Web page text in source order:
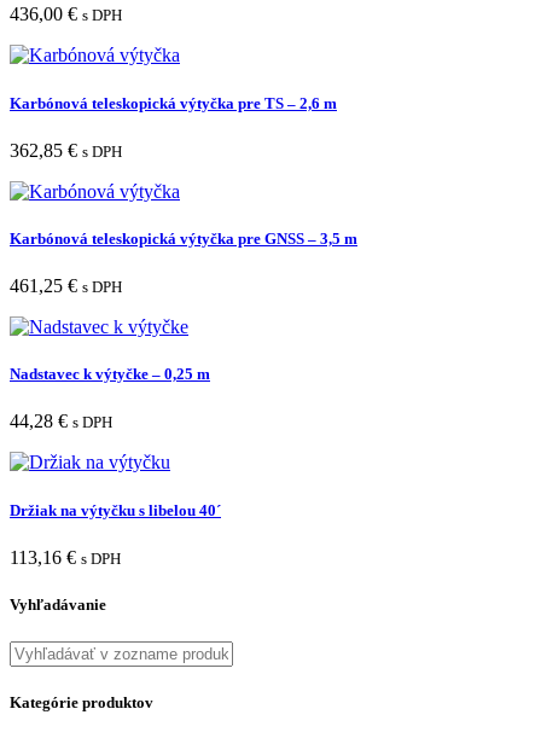
436,00 € s DPH
Karbónová teleskopická výtyčka pre TS – 2,6 m
362,85 € s DPH
Karbónová teleskopická výtyčka pre GNSS – 3,5 m
461,25 € s DPH
Nadstavec k výtyčke – 0,25 m
44,28 € s DPH
Držiak na výtyčku s libelou 40´
113,16 € s DPH
Vyhľadávanie
Kategórie produktov